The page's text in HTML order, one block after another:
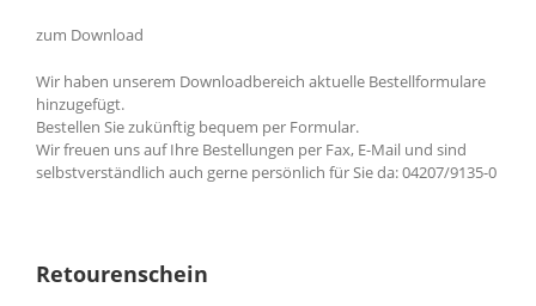
zum Download
Wir haben unserem Downloadbereich aktuelle Bestellformulare
hinzugefügt.
Bestellen Sie zukünftig bequem per Formular.
Wir freuen uns auf Ihre Bestellungen per Fax, E-Mail und sind
selbstverständlich auch gerne persönlich für Sie da: 04207/9135-0
Retourenschein